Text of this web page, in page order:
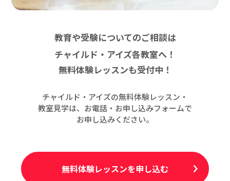
教育や受験についてのご相談は
チャイルド・アイズ各教室へ！
無料体験レッスンも受付中！
チャイルド・アイズの無料体験レッスン・
教室見学は、お電話・お申し込みフォームで
お申し込みください。
無料体験レッスンを申し込む